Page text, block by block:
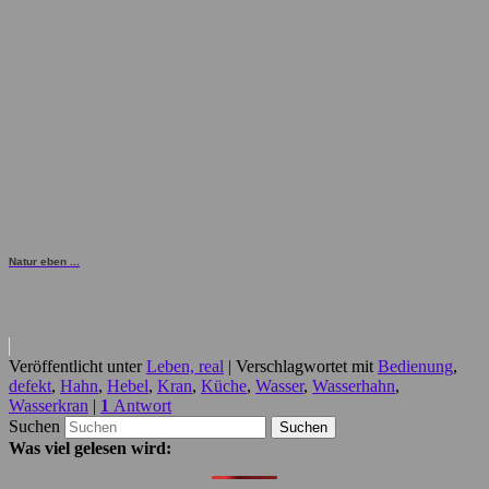
Natur eben ...
Veröffentlicht unter Leben, real | Verschlagwortet mit Bedienung,
defekt, Hahn, Hebel, Kran, Küche, Wasser, Wasserhahn,
Wasserkran | 1 Antwort
Suchen
Was viel gelesen wird: